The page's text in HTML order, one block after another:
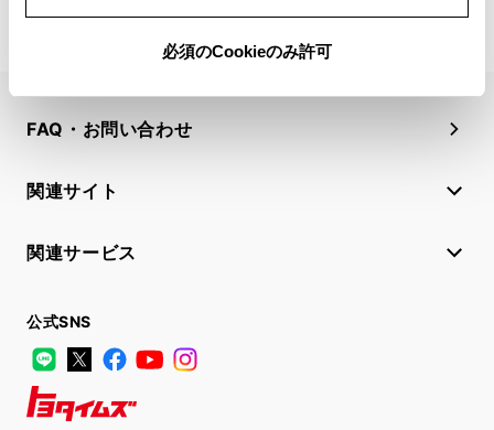
必須のCookieのみ許可
FAQ・お問い合わせ
関連サイト
関連サービス
公式SNS
LINE
X FacebookYouTube